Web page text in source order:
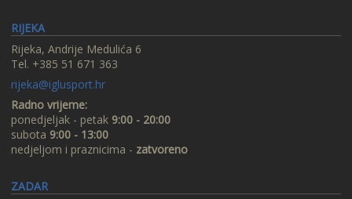
RIJEKA
Rijeka, Andrije Medulića 6
Tel. +385 51 671 363
rijeka@iglusport.hr
Radno vrijeme:
ponedjeljak - petak 9:00 - 20:00
subota 9:00 - 13:00
nedjeljom i praznicima - zatvoreno
ZADAR